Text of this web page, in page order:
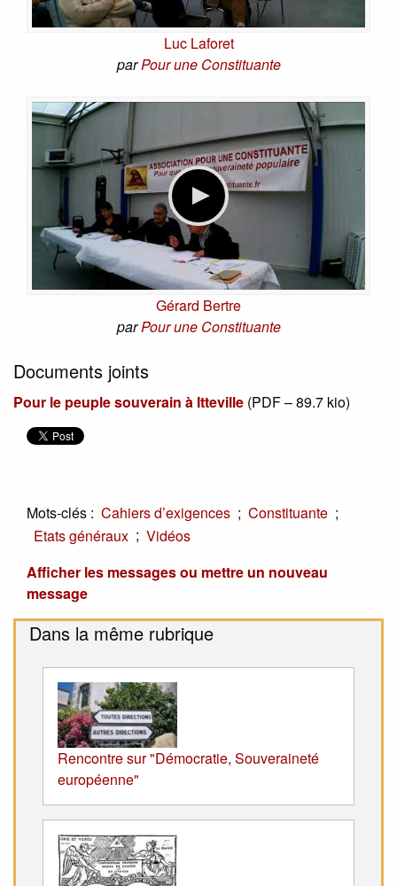
Luc Laforet
parPour une Constituante
Gérard Bertre
parPour une Constituante
Documents joints
Pour le peuple souverain à Itteville (PDF – 89.7 kio)
Mots-clés : Cahiers d’exigences ; Constituante ;
Etats généraux ; Vidéos
Afficher les messages ou mettre un nouveau
message
Dans la même rubrique
Rencontre sur "Démocratie, Souveraineté
européenne"